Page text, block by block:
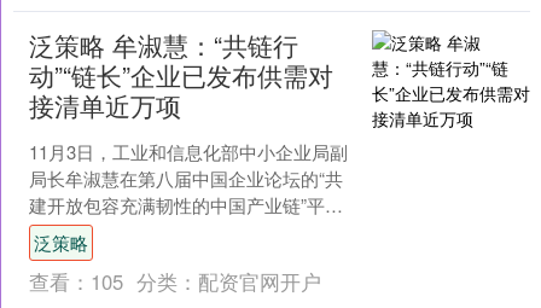
泛策略 牟淑慧：“共链行
动”“链长”企业已发布供需对
接清单近万项
11月3日，工业和信息化部中小企业局副
局长牟淑慧在第八届中国企业论坛的“共
建开放包容充满韧性的中国产业链”平行
论坛上表示，工业和信息化部中小企业
局联合国务院国资....
泛策略
查看： 105 分类： 配资官网开户